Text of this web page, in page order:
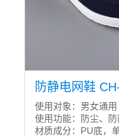
防静电网鞋
使用对象：男女通用
使用功能：防尘、防
材质成分：PU底，